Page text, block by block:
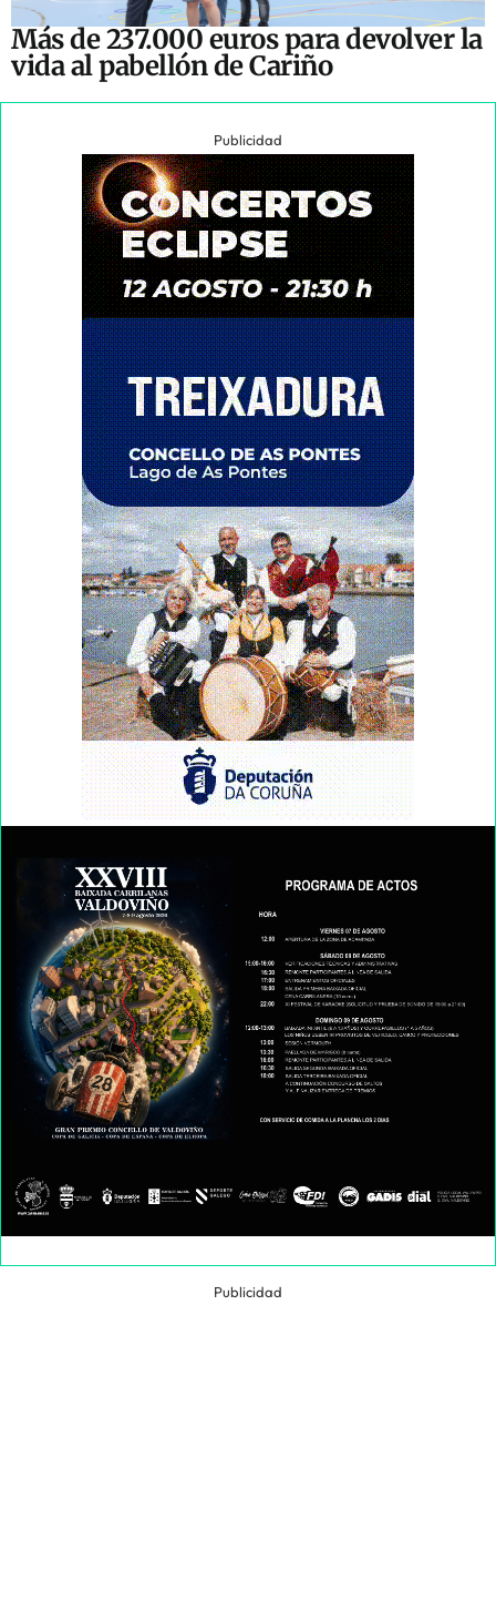
Más de 237.000 euros para devolver la
vida al pabellón de Cariño
Publicidad
Publicidad